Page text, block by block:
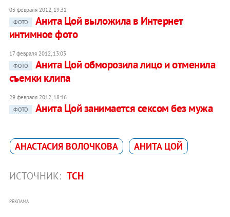
03 февраля 2012, 19:32
ФОТО
Анита Цой выложила в Интернет
интимное фото
17 февраля 2012, 13:03
ФОТО
Анита Цой обморозила лицо и отменила
съемки клипа
29 февраля 2012, 18:16
ФОТО
Анита Цой занимается сексом без мужа
АНАСТАСИЯ ВОЛОЧКОВА АНИТА ЦОЙ
ИСТОЧНИК: ТСН
РЕКЛАМА